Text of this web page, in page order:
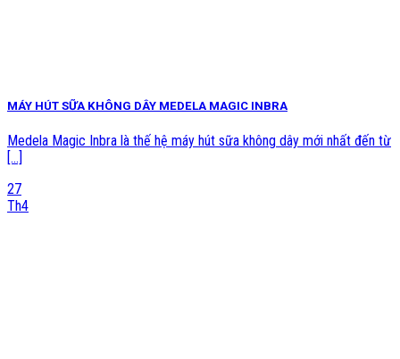
MÁY HÚT SỮA KHÔNG DÂY MEDELA MAGIC INBRA
Medela Magic Inbra là thế hệ máy hút sữa không dây mới nhất đến từ
[...]
27
Th4